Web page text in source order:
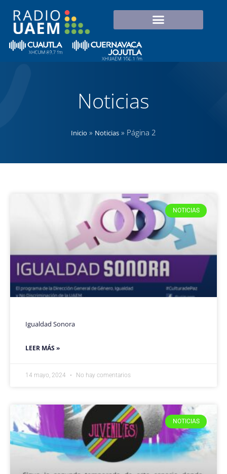
Noticias
Inicio » Noticias » Página 2
NOTICIAS
Igualdad Sonora
LEER MÁS »
14 mayo, 2024 No hay comentarios
NOTICIAS